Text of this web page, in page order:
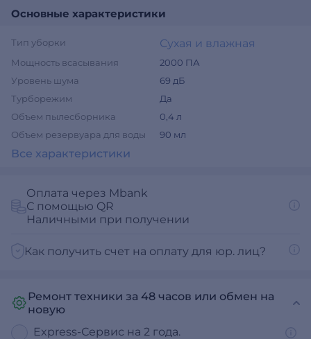
Основные характеристики
Тип уборки Сухая и влажная
Мощность всасывания
2000 ПА
Уровень шума
69 дБ
Турборежим
Да
Объем пылесборника
0,4 л
Объем резервуара для воды
90 мл
Все характеристики
Оплата через Mbank
С помощью QR
Наличными при получении
Как получить счет на оплату для юр. лиц?
Ремонт техники за 48 часов или обмен на
новую
Express-Сервис на 2 года.